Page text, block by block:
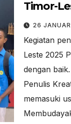
Timor-
26
Kegiatan
Leste 2025
dengan
Penulis
memasuki